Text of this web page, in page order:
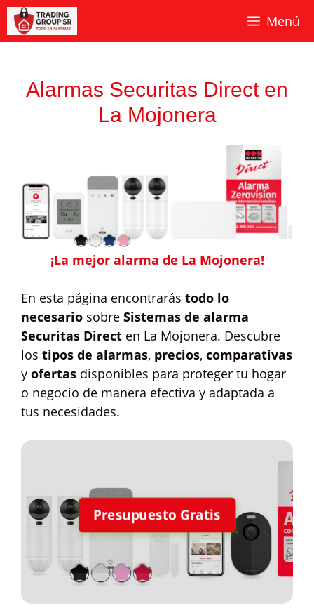
Saltar
contenido
Menú
Alarmas Securitas Direct en
La Mojonera
¡La mejor alarma de La Mojonera!
En esta página encontrarás todo lo
necesario sobre Sistemas de alarma
Securitas Direct en La Mojonera. Descubre
los tipos de alarmas, precios, comparativas
y ofertas disponibles para proteger tu hogar
o negocio de manera efectiva y adaptada a
tus necesidades.
Presupuesto Gratis